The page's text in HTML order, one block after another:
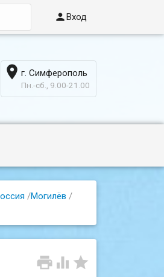
Вход
 г. Симферополь
Пн.-сб., 9.00-21.00
/Могилёв /
  